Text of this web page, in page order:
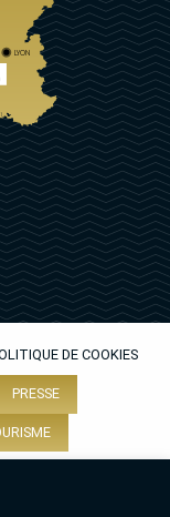
LYON
DE COOKIES
PRESSE